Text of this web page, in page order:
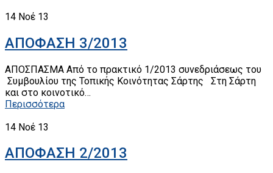
14 Νοέ 13
ΑΠΟΦΑΣΗ 3/2013
ΑΠΟΣΠΑΣΜΑ Από το πρακτικό 1/2013 συνεδριάσεως του
Συμβουλίου της Τοπικής Κοινότητας Σάρτης Στη Σάρτη
και στο κοινοτικό…
Περισσότερα
14 Νοέ 13
ΑΠΟΦΑΣΗ 2/2013